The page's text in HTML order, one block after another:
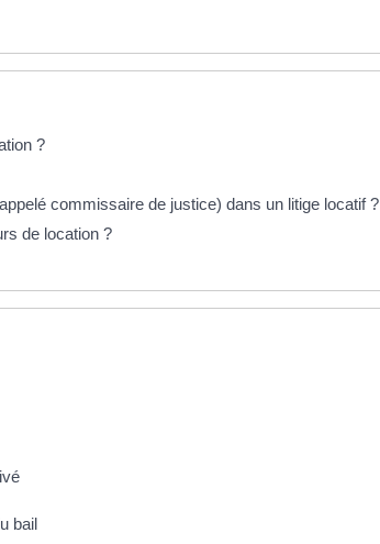
?
commissaire de justice) dans un litige locatif ?
de location ?
bail